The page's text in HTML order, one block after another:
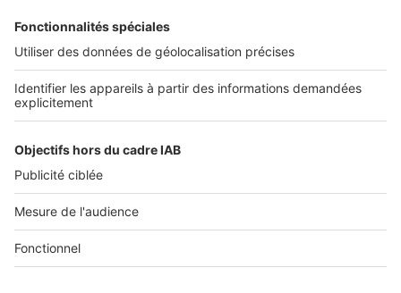
Actualités pro
Nous contacter
Connexion à My SeLoger Pro
Espace Presse